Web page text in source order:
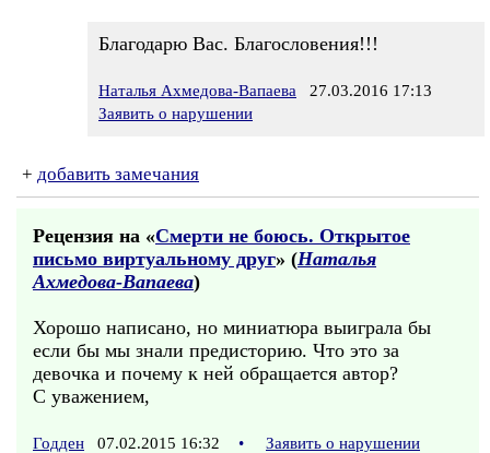
Благодарю Вас. Благословения!!!
Наталья Ахмедова-Вапаева 27.03.2016 17:13
Заявить о нарушении
+ добавить замечания
Рецензия на «Смерти не боюсь. Открытое
письмо виртуальному друг» (Наталья
Ахмедова-Вапаева)
Хорошо написано, но миниатюра выиграла бы
если бы мы знали предисторию. Что это за
девочка и почему к ней обращается автор?
С уважением,
Годден 07.02.2015 16:32 • Заявить о нарушении